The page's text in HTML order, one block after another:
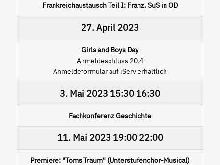
Frankreichaustausch Teil I: Franz. SuS in OD
27. April 2023
Girls and Boys Day
Anmeldeschluss 20.4
Anmeldeformular auf iServ erhältlich
3. Mai 2023 15:30 16:30
Fachkonferenz Geschichte
11. Mai 2023 19:00 22:00
Premiere: "Toms Traum" (Unterstufenchor-Musical)